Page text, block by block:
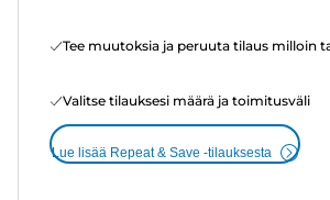
Tee muutoksia ja peruuta tilaus milloin
Valitse tilauksesi määrä ja toimitusväli
Lue lisää Repeat & Save -tilauksesta